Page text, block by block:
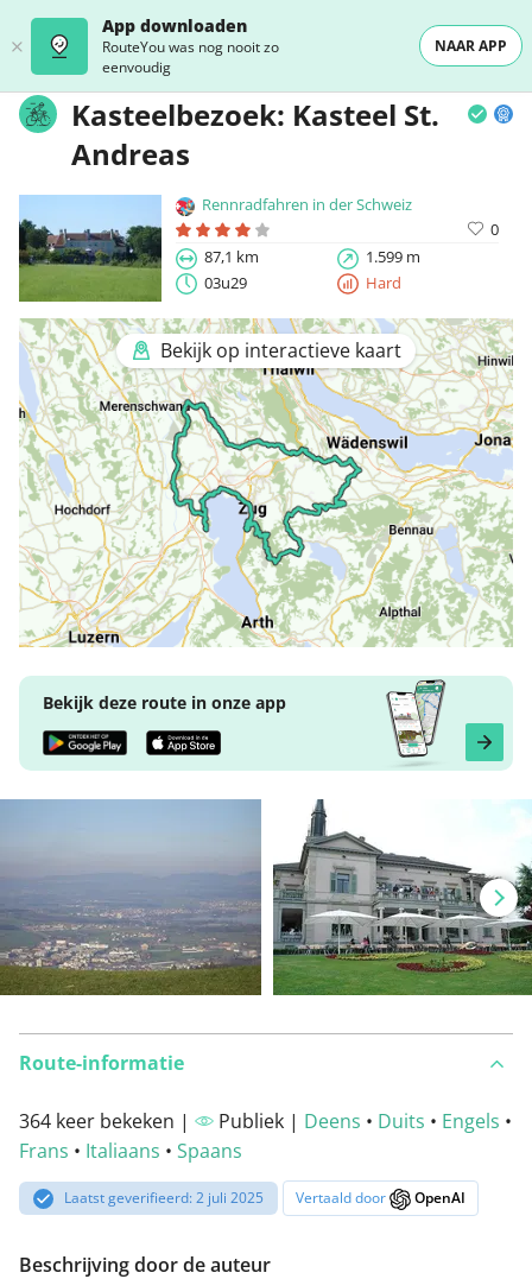
App downloaden
RouteYou was nog nooit zo
eenvoudig
NAAR APP
Kasteelbezoek: Kasteel St.
Andreas
Rennradfahren in der Schweiz
0
87,1 km
1.599 m
03u29
Hard
Bekijk op interactieve kaart
Bekijk deze route in onze app
Route-informatie
364 keer bekeken | Publiek | Deens • Duits • Engels •
Frans • Italiaans • Spaans
Laatst geverifieerd: 2 juli 2025 Vertaald door OpenAI
Beschrijving door de auteur